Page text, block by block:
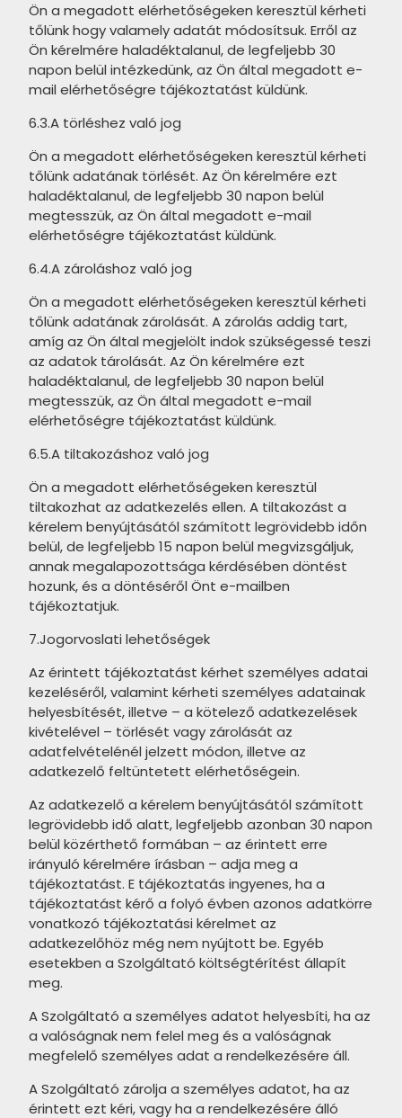
ARTÉ Elba termékcsalád
ARTÉ Grigia termékcsalád
ARTÉ Nebbia termékcsalád
ARTÉ Taonga termékcsalád
ARTÉ Sabaudia Bis termékcsalád
ARTÉ Vero Chevron termékcsalád
ARTÉ Nella termékcsalád
ARTÉ Ordessa termékcsalád
ARTÉ Orizzonte termékcsalád
TUBADZIN Blue Stone termékcsalád
ARTÉ Ilma termékcsalád
ARTÉ Camilia termékcsalád
ARTÉ Crotone termékcsalád
ARTÉ Graniti termékcsalád
ARTÉ Andaluzja termékcsalád
ARTÉ Bellante termékcsalád
ARTÉ Navona Grey termékcsalád
MAINZU Esenzia termékcsalád
MAINZU Norland termékcsalád
MAINZU Jungle termékcsalád
MAINZU Verona termékcsalád
MAINZU Livorno termékcsalád
MAINZU Hanoi termékcsalád
MAINZU Arrebato termékcsalád
MAINZU Chroma termékcsalád
MAINZU Vitta termékcsalád
MAINZU Texture termékcsalád
MAINZU Amalfi termékcsalád
MAINZU Tampa termékcsalád
MAINZU Mahon termékcsalád
FLAVIKER Rebel termékcsalád
FLAVIKER Supreme Treasure
termékcsalád
FLAVIKER Supreme Evo
FLAVIKER Blue Savoy termékcsalád
FLAVIKER Double termékcsalád
FLAVIKER Supreme Memorise
termékcsalád
BALDOCER Oneway termékcsalád
BALDOCER Florence termékcsalád
BALDOCER Village termékcsalád
CERRAD Aviona termékcsalád
termékcsalád
TUBADZIN Calcare termékcsalád
MAINZU Green Garden
termékcsalád
MAINZU Blue Water termékcsalád
termékcsalád
MAINZU Marrakech termékcsalád
MAINZU Grey Neutral termékcsalád
MAINZU Argile termékcsalád
MAINZU Dots termékcsalád
Marazzi Allmarble termékcsalád
Mainzu Banbury termékcsalád
Mainzu Barro termékcsalád
Mainzu Compass termékcsalád
Mainzu Mosaicos termékcsalád
Mainzu Olimpo termékcsalád
Mainzu Palazzo termékcsalád
Mainzu Pavimento Antiqua
Ön a megadott elérhetőségeken keresztül kérheti
tőlünk hogy valamely adatát módosítsuk. Erről az
Ön kérelmére haladéktalanul, de legfeljebb 30
napon belül intézkedünk, az Ön által megadott e-
mail elérhetőségre tájékoztatást küldünk.
6.3.A törléshez való jog
Ön a megadott elérhetőségeken keresztül kérheti
tőlünk adatának törlését. Az Ön kérelmére ezt
haladéktalanul, de legfeljebb 30 napon belül
megtesszük, az Ön által megadott e-mail
elérhetőségre tájékoztatást küldünk.
6.4.A zároláshoz való jog
Ön a megadott elérhetőségeken keresztül kérheti
tőlünk adatának zárolását. A zárolás addig tart,
amíg az Ön által megjelölt indok szükségessé teszi
az adatok tárolását. Az Ön kérelmére ezt
haladéktalanul, de legfeljebb 30 napon belül
megtesszük, az Ön által megadott e-mail
elérhetőségre tájékoztatást küldünk.
6.5.A tiltakozáshoz való jog
Ön a megadott elérhetőségeken keresztül
tiltakozhat az adatkezelés ellen. A tiltakozást a
kérelem benyújtásától számított legrövidebb időn
belül, de legfeljebb 15 napon belül megvizsgáljuk,
annak megalapozottsága kérdésében döntést
hozunk, és a döntéséről Önt e-mailben
tájékoztatjuk.
7.Jogorvoslati lehetőségek
Az érintett tájékoztatást kérhet személyes adatai
kezeléséről, valamint kérheti személyes adatainak
helyesbítését, illetve – a kötelező adatkezelések
kivételével – törlését vagy zárolását az
adatfelvételénél jelzett módon, illetve az
adatkezelő feltüntetett elérhetőségein.
Az adatkezelő a kérelem benyújtásától számított
legrövidebb idő alatt, legfeljebb azonban 30 napon
belül közérthető formában – az érintett erre
irányuló kérelmére írásban – adja meg a
tájékoztatást. E tájékoztatás ingyenes, ha a
tájékoztatást kérő a folyó évben azonos adatkörre
vonatkozó tájékoztatási kérelmet az
adatkezelőhöz még nem nyújtott be. Egyéb
esetekben a Szolgáltató költségtérítést állapít
meg.
A Szolgáltató a személyes adatot helyesbíti, ha az
a valóságnak nem felel meg és a valóságnak
megfelelő személyes adat a rendelkezésére áll.
A Szolgáltató zárolja a személyes adatot, ha az
érintett ezt kéri, vagy ha a rendelkezésére álló